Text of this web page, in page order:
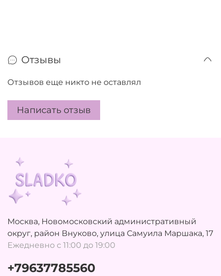
Отзывы
Отзывов еще никто не оставлял
Написать отзыв
Москва, Новомосковский административный
округ, район Внуково, улица Самуила Маршака, 17
Ежедневно с 11:00 до 19:00
+79637785560